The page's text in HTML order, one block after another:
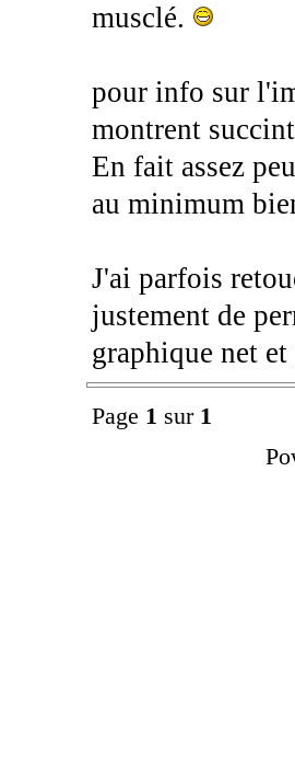
musclé.
pour info sur
montrent
En fait assez
au minimum
J'ai parfois
justement de
graphique net
Page 1 sur 1